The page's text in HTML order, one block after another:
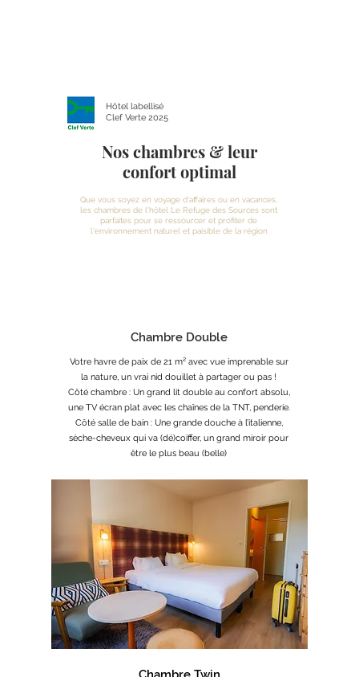
En savoir plus
Hôtel labellisé
Clef Verte 2025
Nos chambres & leur
confort optimal
Que vous soyez en voyage d'affaires ou en vacances,
les chambres de l'hôtel Le Refuge des Sources sont
parfaites pour se ressourcer et profiter de
l'environnement naturel et paisible de la région
Chambre Double
Votre havre de paix de 21 m² avec vue imprenable sur
la nature, un vrai nid douillet à partager ou pas !
Côté chambre : Un grand lit double au confort absolu,
une TV écran plat avec les chaînes de la TNT, penderie.
Côté salle de bain : Une grande douche à l’italienne,
sèche-cheveux qui va (dé)coiffer, un grand miroir pour
être le plus beau (belle)